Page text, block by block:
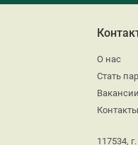
О нас
Стать
Вакансии
Контакты
117534,